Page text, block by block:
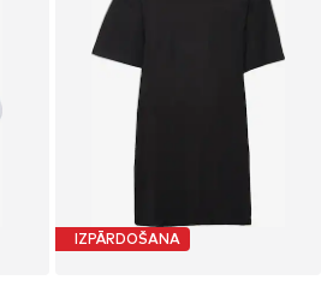
IZPĀRDOŠANA